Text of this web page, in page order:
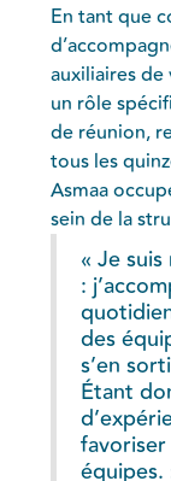
En tant que
auxiliaires de
un rôle
de réunion,
tous les
Asmaa
sein de la
« Je
:
des
s’en
Étant
équipes.